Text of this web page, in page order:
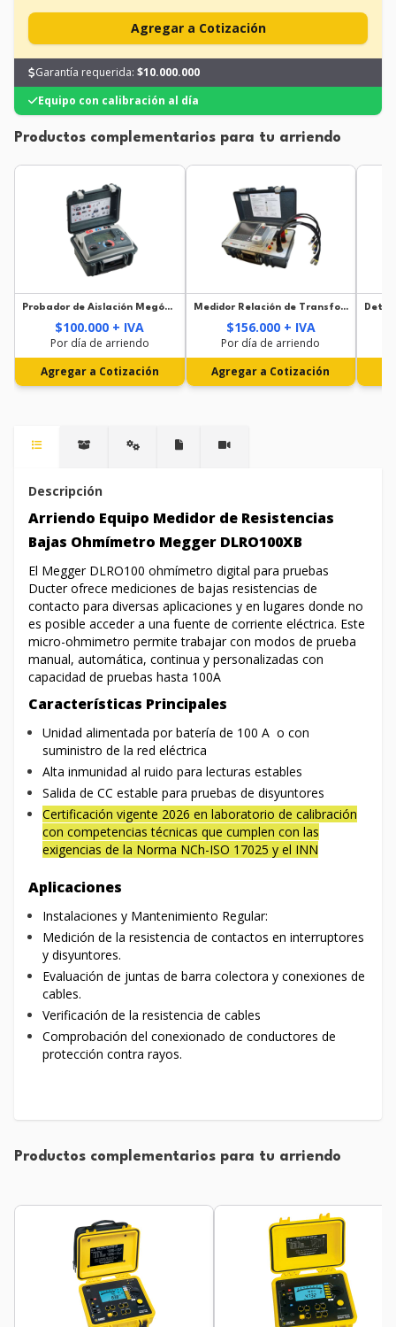
Agregar a Cotización
Garantía requerida: $10.000.000
Equipo con calibración al día
Productos complementarios para tu arriendo
Probador de Aislación Megóhmetro Megger MIT1025 10kV
$100.000 + IVA
Por día de arriendo
Agregar a Cotización
Medidor Relación de Transformación Megger TTR-330 Trifásico
$156.000 + IVA
Por día de arriendo
Agregar a Cotización
Descripción
Arriendo Equipo Medidor de Resistencias
Bajas Ohmímetro Megger DLRO100XB
El Megger DLRO100 ohmímetro digital para pruebas
Ducter ofrece mediciones de bajas resistencias de
contacto para diversas aplicaciones y en lugares donde no
es posible acceder a una fuente de corriente eléctrica. Este
micro-ohmimetro permite trabajar con modos de prueba
manual, automática, continua y personalizadas con
capacidad de pruebas hasta 100A
Características Principales
Unidad alimentada por batería de 100 A o con
suministro de la red eléctrica
Alta inmunidad al ruido para lecturas estables
Salida de CC estable para pruebas de disyuntores
Certificación vigente 2026 en laboratorio de calibración
con competencias técnicas que cumplen con las
exigencias de la Norma NCh-ISO 17025 y el INN
Aplicaciones
Instalaciones y Mantenimiento Regular:
Medición de la resistencia de contactos en interruptores
y disyuntores.
Evaluación de juntas de barra colectora y conexiones de
cables.
Verificación de la resistencia de cables
Comprobación del conexionado de conductores de
protección contra rayos.
Productos complementarios para tu arriendo